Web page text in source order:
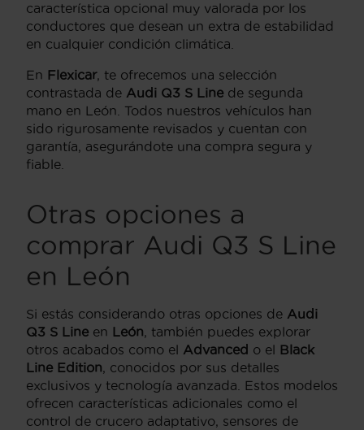
característica opcional muy valorada por los
conductores que desean un extra de estabilidad
en cualquier condición climática.
En Flexicar, te ofrecemos una selección
contrastada de Audi Q3 S Line de segunda
mano en León. Todos nuestros vehículos han
sido rigurosamente revisados y cuentan con
garantía, asegurándote una compra segura y
fiable.
Otras opciones a
comprar Audi Q3 S Line
en León
Si estás considerando otras opciones de Audi
Q3 S Line en León, también puedes explorar
otros acabados como el Advanced o el Black
Line Edition, conocidos por sus detalles
exclusivos y tecnología avanzada. Estos modelos
ofrecen características adicionales como el
control de crucero adaptativo, sensores de